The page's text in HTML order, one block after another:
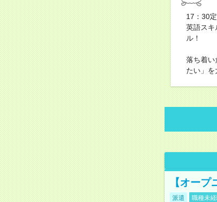
17：30
英語スキ
ル！
落ち着い
たい」を
【オー
派遣 職種未